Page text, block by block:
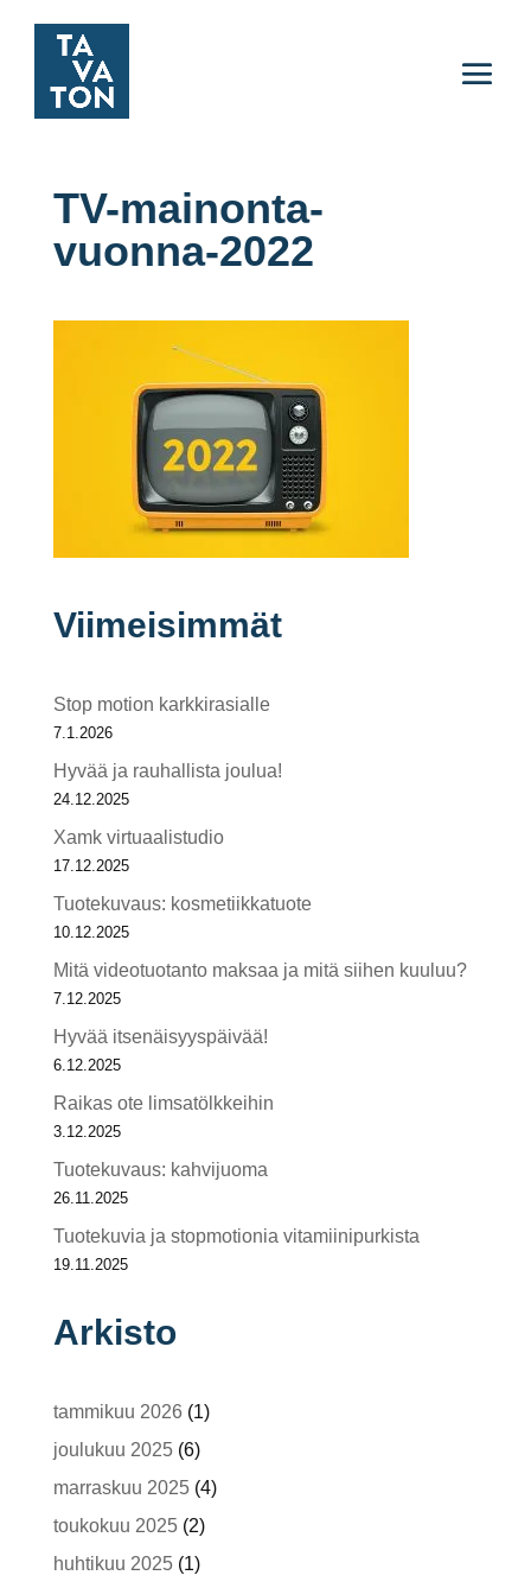
TV-mainonta-
vuonna-2022
Viimeisimmät
Stop motion karkkirasialle
7.1.2026
Hyvää ja rauhallista joulua!
24.12.2025
Xamk virtuaalistudio
17.12.2025
Tuotekuvaus: kosmetiikkatuote
10.12.2025
Mitä videotuotanto maksaa ja mitä siihen kuuluu?
7.12.2025
Hyvää itsenäisyyspäivää!
6.12.2025
Raikas ote limsatölkkeihin
3.12.2025
Tuotekuvaus: kahvijuoma
26.11.2025
Tuotekuvia ja stopmotionia vitamiinipurkista
19.11.2025
Arkisto
tammikuu 2026 (1)
joulukuu 2025(6)
marraskuu 2025(4)
toukokuu 2025(2)
huhtikuu 2025(1)